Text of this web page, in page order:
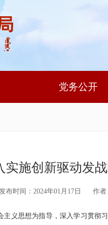
党务公开
实施创新驱动发
布时间：2024年01月17日 作者
义思想为指导，深入学习贯彻